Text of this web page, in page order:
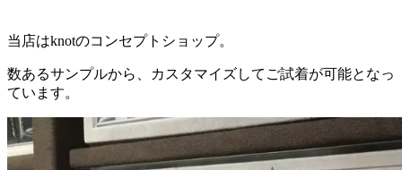
当店はknotのコンセプトショップ。
数あるサンプルから、カスタマイズしてご試着が可能となっ
ています。